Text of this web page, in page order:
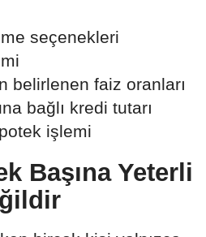
seçenekleri
belirlenen faiz oranları
bağlı kredi tutarı
işlemi
Başına Yeterli